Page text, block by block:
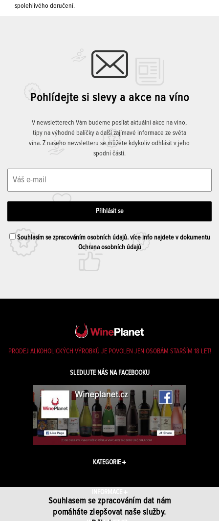
spolehlivého doručení.
Pohlídejte si slevy a akce na víno
V newsletterech Vám budeme posílat aktuální akce na víno,
tipy na výhodné balíčky a další zajímavé informace ze světa
vína. Z našeho newsletteru se můžete kdykoliv odhlásit v jeho
spodní části.
Souhlasím se zpracováním osobních údajů. více info najdete v dokumentu
Ochrana osobních údajů
PRODEJ ALKOHOLICKÝCH VÝROBKŮ JE POVOLEN JEN OSOBÁM STARŠÍM 18 LET!
SLEDUJTE NÁS NA FACEBOOKU
KATEGORIE
INFORMACE
Souhlasem se zpracováním dat nám
pomáháte zlepšovat naše služby.